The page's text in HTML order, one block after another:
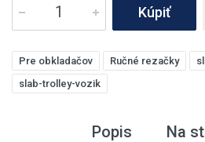
Kúpiť
Pre obkladačov Ručné rezačky
slab-trolley-vozik
Popis Na